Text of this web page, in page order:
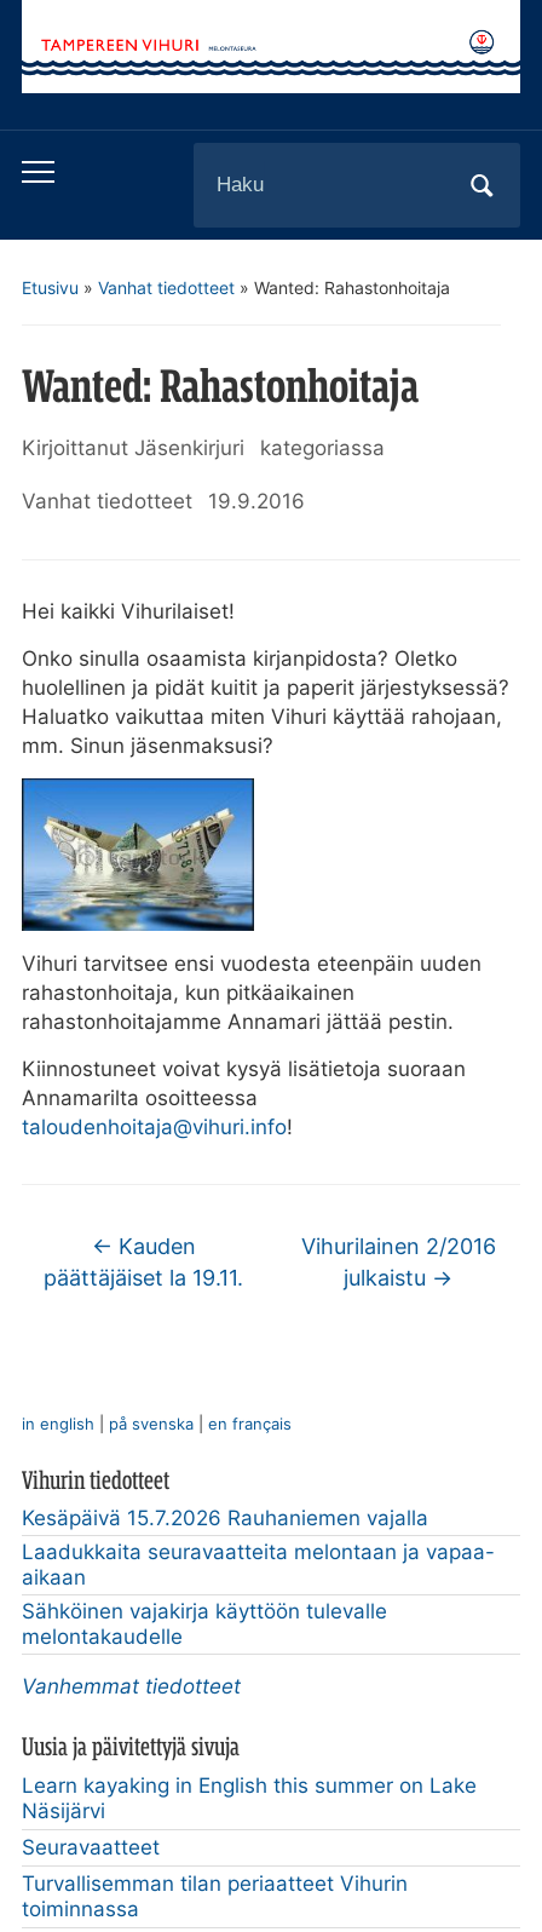
Toggle
for:
Etusivu » Vanhat tiedotteet» Wanted: Rahastonhoitaja
Wanted: Rahastonhoitaja
Kirjoittanut Jäsenkirjuri kategoriassa
Vanhat tiedotteet 19.9.2016
Hei kaikki Vihurilaiset!
Onko sinulla osaamista kirjanpidosta? Oletko
huolellinen ja pidät kuitit ja paperit järjestyksessä?
Haluatko vaikuttaa miten Vihuri käyttää rahojaan,
mm. Sinun jäsenmaksusi?
Vihuri tarvitsee ensi vuodesta eteenpäin uuden
rahastonhoitaja, kun pitkäaikainen
rahastonhoitajamme Annamari jättää pestin.
Kiinnostuneet voivat kysyä lisätietoja suoraan
Annamarilta osoitteessa
taloudenhoitaja@vihuri.info!
← Kauden
päättäjäiset la 19.11.
Vihurilainen 2/2016
julkaistu →
in english på svenska| en français
Vihurin tiedotteet
Kesäpäivä 15.7.2026 Rauhaniemen vajalla
Laadukkaita seuravaatteita melontaan ja vapaa-
aikaan
Sähköinen vajakirja käyttöön tulevalle
melontakaudelle
Vanhemmat tiedotteet
Uusia ja päivitettyjä sivuja
Learn kayaking in English this summer on Lake
Näsijärvi
Seuravaatteet
Turvallisemman tilan periaatteet Vihurin
toiminnassa